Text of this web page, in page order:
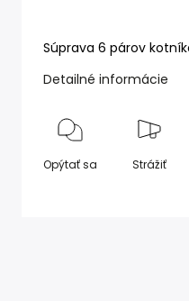
Súprava 6 párov
Detailné informácie
Opýtať sa Strážiť